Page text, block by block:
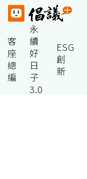
客
座
總
編
永
續
好
日
子
3.0
ESG
創
新